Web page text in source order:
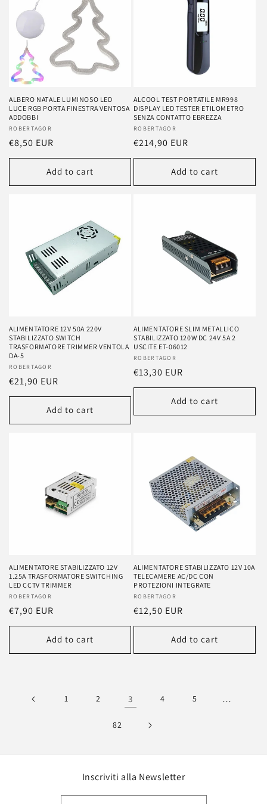
ALBERO NATALE LUMINOSO LED
LUCE RGB PORTA FINESTRA VENTOSA
ADDOBBI
Vendor:
ROBERTAGOR
Regular
price
€8,50 EUR
Add to cart
ALCOOL TEST PORTATILE MR998
DISPLAY LED TESTER ETILOMETRO
SENZA CONTATTO EBREZZA
Vendor:
ROBERTAGOR
Regular
price
€214,90 EUR
Add to cart
ALIMENTATORE 12V 50A 220V
STABILIZZATO SWITCH
TRASFORMATORE TRIMMER VENTOLA
DA-5
Vendor:
ROBERTAGOR
Regular
price
€21,90 EUR
Add to cart
ALIMENTATORE SLIM METALLICO
STABILIZZATO 120W DC 24V 5A 2
USCITE ET-06012
Vendor:
ROBERTAGOR
Regular
price
€13,30 EUR
Add to cart
ALIMENTATORE STABILIZZATO 12V
1.25A TRASFORMATORE SWITCHING
LED CCTV TRIMMER
Vendor:
ROBERTAGOR
Regular
price
€7,90 EUR
Add to cart
ALIMENTATORE STABILIZZATO 12V 10A
TELECAMERE AC/DC CON
PROTEZIONI INTEGRATE
Vendor:
ROBERTAGOR
Regular
price
€12,50 EUR
Add to cart
1 2 3 4 5 …
82
Inscriviti alla Newsletter